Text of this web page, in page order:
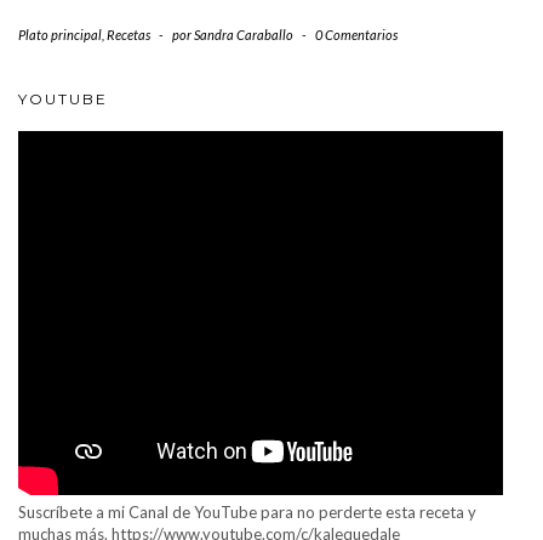
Plato principal Recetas - porSandra Caraballo - 0 Comentarios
YOUTUBE
Suscríbete a mi Canal de YouTube para no perderte esta receta y
muchas más. https://www.youtube.com/c/kalequedale